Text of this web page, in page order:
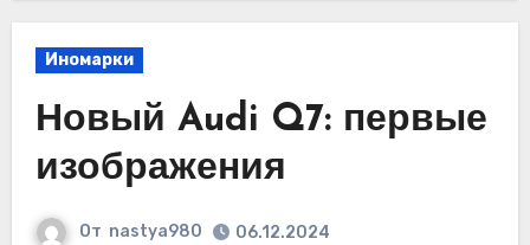
Иномарки
Новый Audi Q7: первые
изображения
От nastya980 06.12.2024